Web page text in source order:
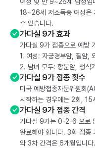
18~26세 저소득층 여성은
수 있습니다.
가다실 9가 효과
가다실 9가 접종으로 예방
1. 여성: 자궁경부암, 질암,
2. 남녀 모두: 항문암, 생식
가다실 9가 접종 횟수
미국 예방접종자문위원회
시작하는 경우에는 2회, 15
가다실 9가 접종 간격
가다실 9가는 0-2-6 으로
완료해야 합니다. 3회 접종
와 3차 간격은 6개월입니